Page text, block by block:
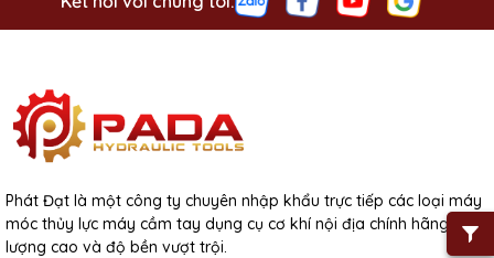
Phát Đạt là một công ty chuyên nhập khẩu trực tiếp các loại máy
móc thủy lực máy cầm tay dụng cụ cơ khí nội địa chính hãng chất
lượng cao và độ bền vượt trội.